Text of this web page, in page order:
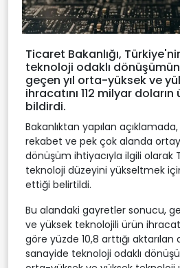
Ticaret Bakanlığı,
teknoloji odaklı
geçen yıl orta-yüksek ve
ihracatını 112 milyar doların
bildirdi.
Bakanlıktan yapılan
rekabet ve pek çok alanda
dönüşüm ihtiyacıyla ilgili olarak
teknoloji düzeyini yükseltmek
ettiği belirtildi.
Bu alandaki gayretler sonucu,
ve yüksek teknolojili ürün
göre yüzde 10,8 arttığı
sanayide teknoloji odaklı